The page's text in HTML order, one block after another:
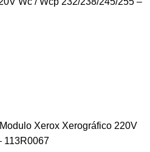
Xerox Xerográfico 220V
113R0067